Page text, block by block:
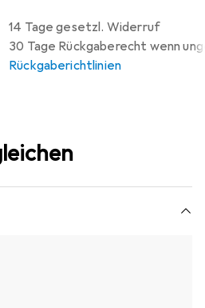
14 Tage gesetzl. Widerruf
30 Tage Rückgaberecht wenn
Rückgaberichtlinien